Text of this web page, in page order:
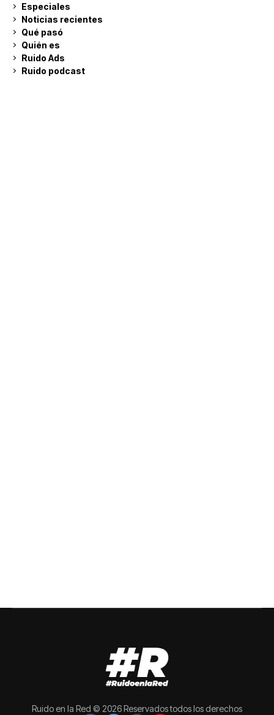
Especiales
Noticias recientes
Qué pasó
Quién es
Ruido Ads
Ruido podcast
Ruido en la Red © 2026 Reservados todos los derechos